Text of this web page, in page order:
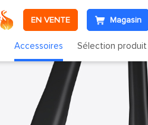
EN VENTE Magasin
Accessoires Sélection produit